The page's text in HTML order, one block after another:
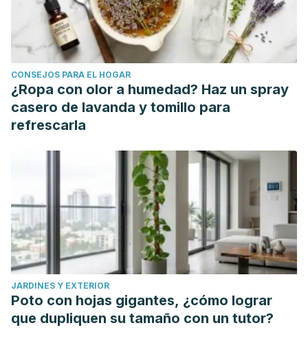
CONSEJOS PARA EL HOGAR
¿Ropa con olor a humedad? Haz un spray
casero de lavanda y tomillo para
refrescarla
JARDINES Y EXTERIOR
Poto con hojas gigantes, ¿cómo lograr
que dupliquen su tamaño con un tutor?